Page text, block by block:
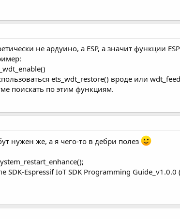
не ардуино, а ESP, а значит функции
ets_wdt_restore() вроде или
поискать по этим функциям.
нужен же, а я чего-то в дебри полез
SDK-Espressif IoT SDK Programming